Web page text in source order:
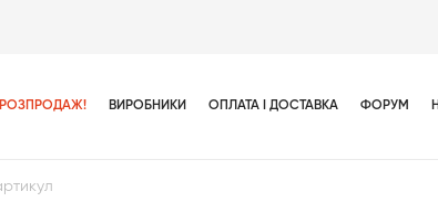
РОЗПРОДАЖ! ВИРОБНИКИ ОПЛАТА І ДОСТАВКА ФОРУМ